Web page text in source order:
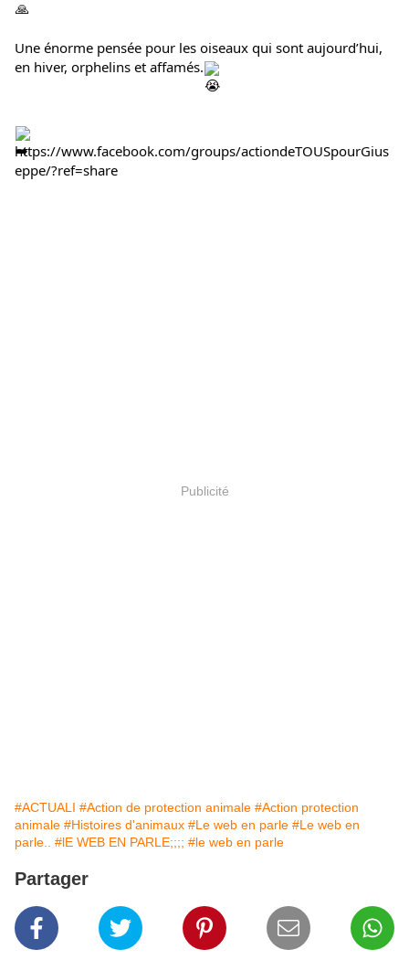
Une énorme pensée pour les oiseaux qui sont aujourd’hui,
en hiver, orphelins et affamés.
https://www.facebook.com/groups/actiondeTOUSpourGius
eppe/?ref=share
Publicité
#ACTUALI #Action de protection animale #Action protection
animale #Histoires d'animaux #Le web en parle #Le web en
parle..
#lE WEB EN PARLE;;;; #le web en parle
Partager